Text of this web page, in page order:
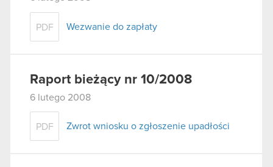
PDF Wezwanie do zapłaty
Raport bieżący nr 10/2008
6 lutego 2008
PDF Zwrot wniosku o zgłoszenie upadłości